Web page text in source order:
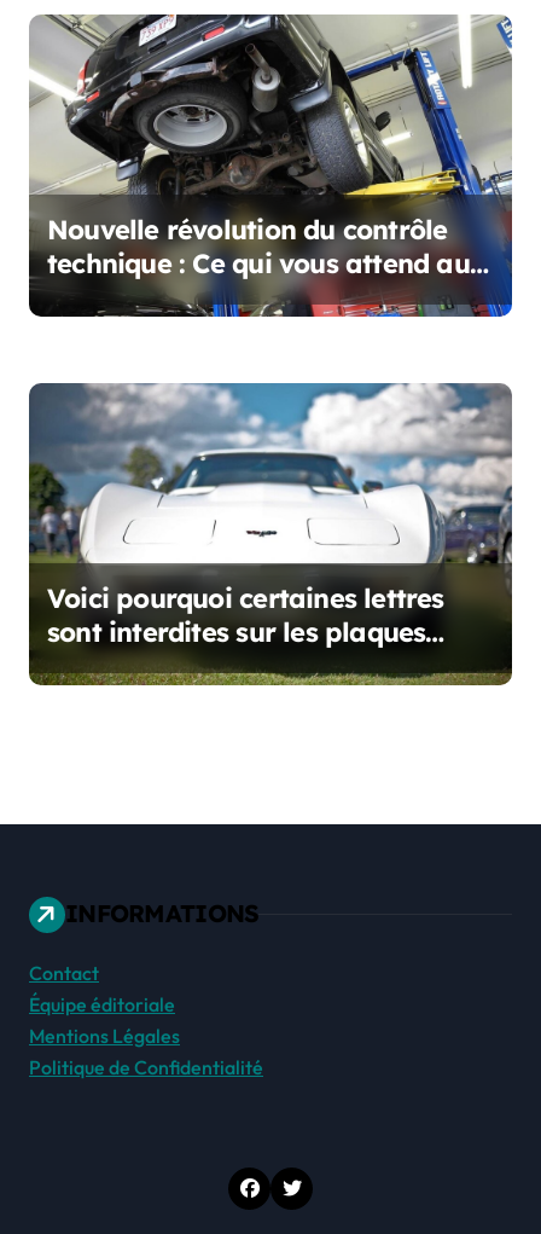
t
i
c
eNouvelle révolution du contrôle
technique : Ce qui vous attend au
1er Janvier 2025
Voici pourquoi certaines lettres
sont interdites sur les plaques
d’immatriculation
INFORMATIONS
Contact
Équipe éditoriale
Mentions Légales
Politique de Confidentialité